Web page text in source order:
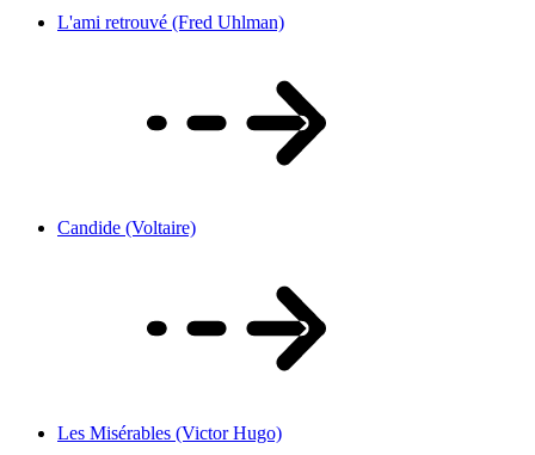
L'ami retrouvé (Fred Uhlman)
Candide (Voltaire)
Les Misérables (Victor Hugo)